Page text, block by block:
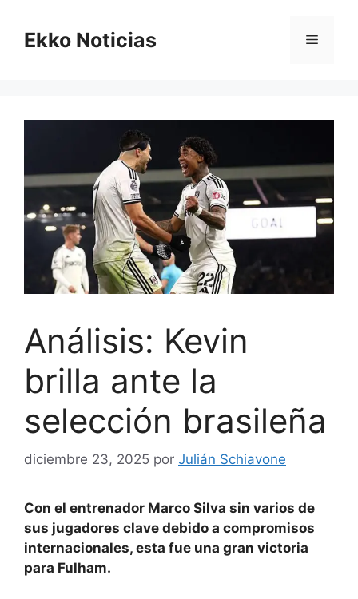
contenido
Ekko Noticias Menú
Análisis: Kevin
brilla ante la
selección brasileña
diciembre 23, 2025 por Julián Schiavone
Con el entrenador Marco Silva sin varios de
sus jugadores clave debido a compromisos
internacionales, esta fue una gran victoria
para Fulham.